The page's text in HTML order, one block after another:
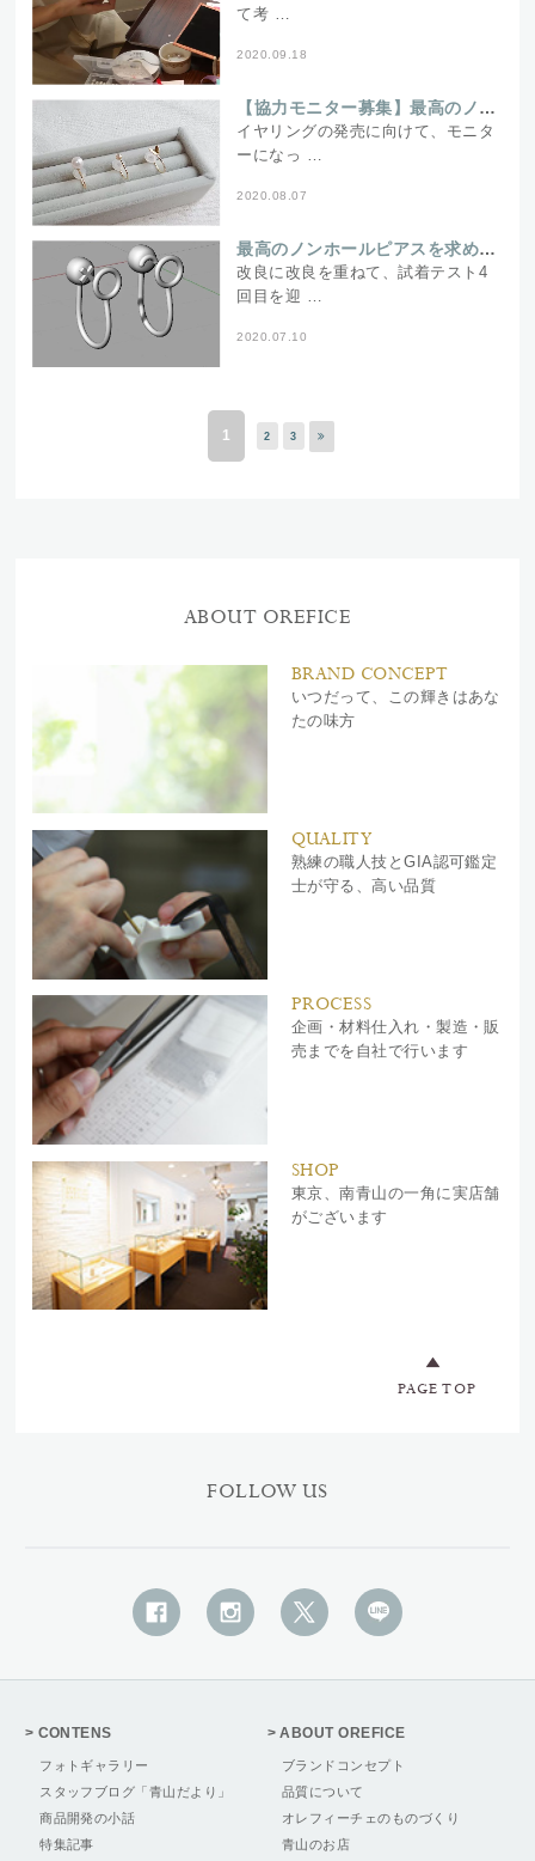
て考 …
2020.09.18
【協力モニター募集】最高のノンホールピアスを求めて～試作品がついに到着！～
イヤリングの発売に向けて、モニタ
ーになっ …
2020.08.07
最高のノンホールピアスを求めて～試着テスト編④～
改良に改良を重ねて、試着テスト4
回目を迎 …
2020.07.10
1 2 3
ABOUT OREFICE
BRAND CONCEPT
いつだって、この輝きはあな
たの味方
QUALITY
熟練の職人技とGIA認可鑑定
士が守る、高い品質
PROCESS
企画・材料仕入れ・製造・販
売までを自社で行います
SHOP
東京、南青山の一角に実店舗
がございます
PAGE TOP
CONTENS
フォトギャラリー
スタッフブログ「青山だより」
商品開発の小話
特集記事
ABOUT OREFICE
ブランドコンセプト
品質について
オレフィーチェのものづくり
青山のお店
FOLLOW US